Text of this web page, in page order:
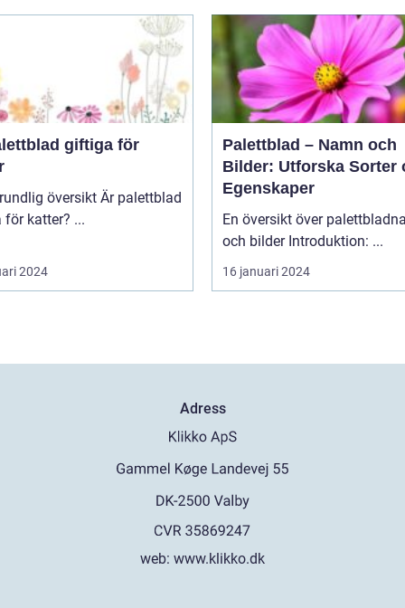
giftiga för
översikt Är palettblad
giftiga för katter? ...
2024
Palettblad – Namn och
Bilder: Utforska Sorter
Egenskaper
En översikt över
och bilder Introduktion: ...
16 januari 2024
Adress
web: www.klikko.dk